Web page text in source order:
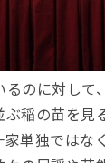
のに対し
稲の苗を
単独では